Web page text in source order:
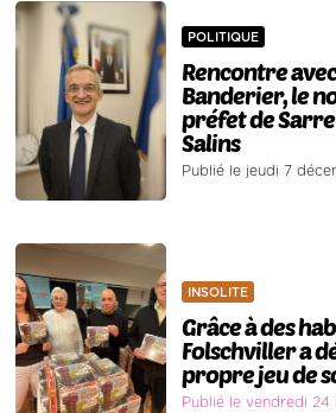
POLITIQUE
Rencontre
Banderier, le
préfet de
Salins
Publié le jeudi 7
INSOLITE
Grâce à des
Folschviller a
propre jeu de
Publié le vendredi